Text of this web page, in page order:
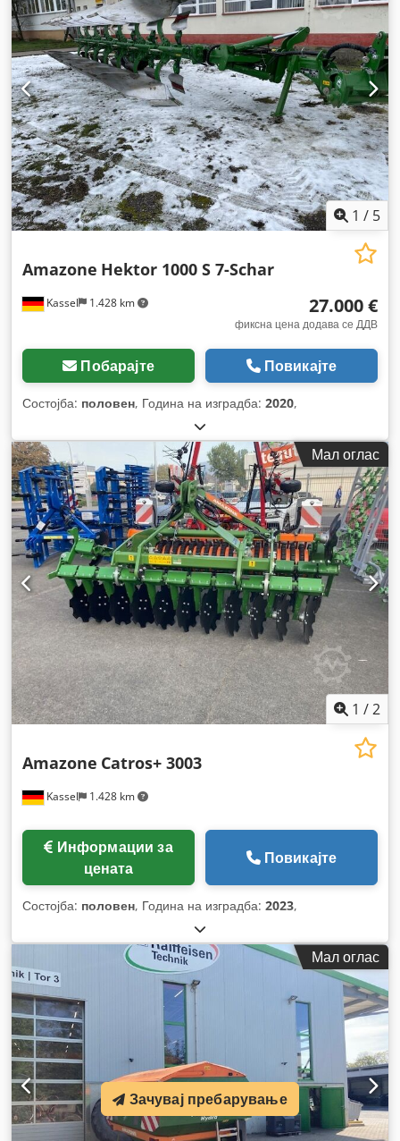
1 / 5
Kassel 1.428 km
Amazone Hektor 1000 S 7-Schar
27.000 €
фиксна цена додава се ДДВ
Побарајте Повикајте
Состојба: половен, Година на изградба: 2020,
Мал оглас
1 /2
Kassel 1.428 km
Amazone Catros+ 3003
цената
Повикајте
Состојба: половен, Година на изградба: 2023,
Мал оглас
Зачувај пребарување